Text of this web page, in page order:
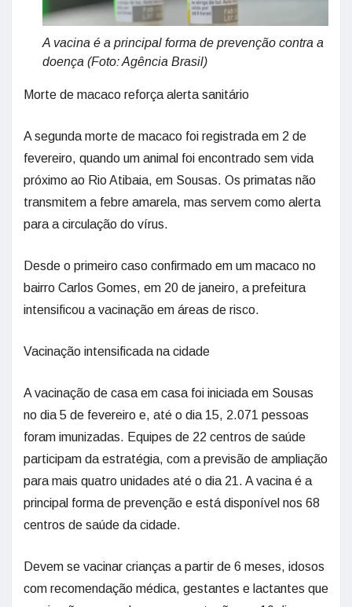
A vacina é a principal forma de prevenção contra a
doença (Foto: Agência Brasil)
Morte de macaco reforça alerta sanitário
A segunda morte de macaco foi registrada em 2 de
fevereiro, quando um animal foi encontrado sem vida
próximo ao Rio Atibaia, em Sousas. Os primatas não
transmitem a febre amarela, mas servem como alerta
para a circulação do vírus.
Desde o primeiro caso confirmado em um macaco no
bairro Carlos Gomes, em 20 de janeiro, a prefeitura
intensificou a vacinação em áreas de risco.
Vacinação intensificada na cidade
A vacinação de casa em casa foi iniciada em Sousas
no dia 5 de fevereiro e, até o dia 15, 2.071 pessoas
foram imunizadas. Equipes de 22 centros de saúde
participam da estratégia, com a previsão de ampliação
para mais quatro unidades até o dia 21. A vacina é a
principal forma de prevenção e está disponível nos 68
centros de saúde da cidade.
Devem se vacinar crianças a partir de 6 meses, idosos
com recomendação médica, gestantes e lactantes que